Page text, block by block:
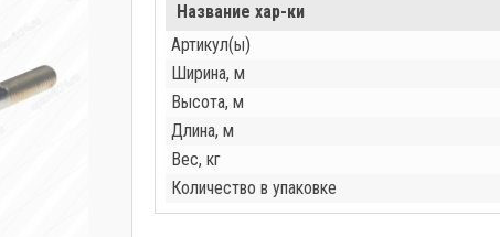
Название хар-ки
Артикул(ы)
Ширина, м
Высота, м
Длина, м
Вес, кг
Количество в упаковке